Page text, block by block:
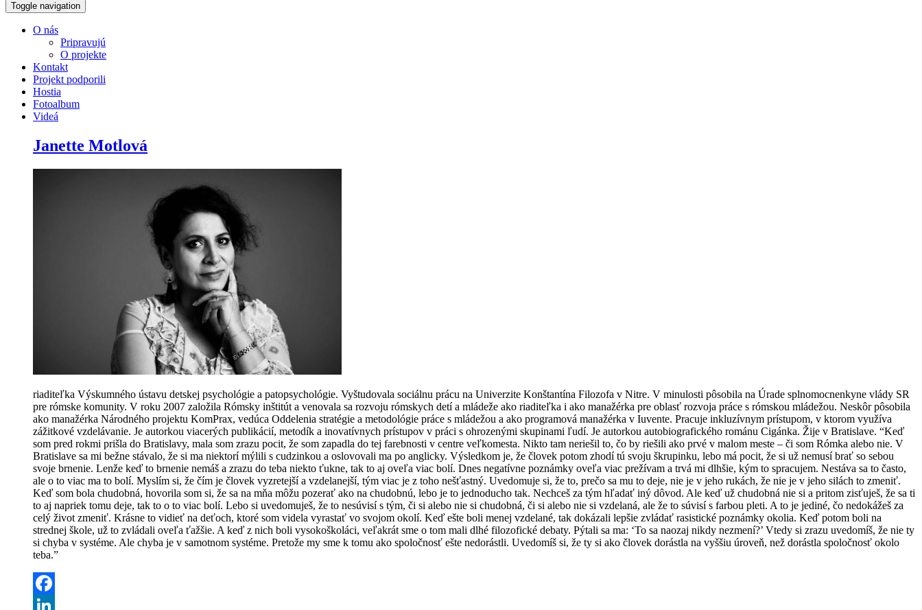
Toggle navigation
O nás
Pripravujú
O projekte
Kontakt
Projekt podporili
Hostia
Fotoalbum
Videá
Janette Motlová
riaditeľka Výskumného ústavu detskej psycho­lógie a patopsychológie. Vyštudovala sociálnu prácu na Univerzite Konštantína Filozofa v Nitre. V minulosti pôsobila na Úrade splnomocnenkyne vlády SR
pre rómske komunity. V roku 2007 založila Rómsky inštitút a venovala sa rozvoju rómskych detí a mládeže ako riaditeľka i ako manažérka pre oblasť rozvoja práce s rómskou mládežou. Neskôr pôsobila
ako manažérka Národného projektu KomPrax, vedúca Oddelenia stratégie a metodológie práce s mládežou a ako programová manažérka v Iuvente. Pracuje inkluzívnym prístupom, v ktorom využíva
zážit­kové vzdelávanie. Je autorkou viacerých publikácií, metodík a inovatívnych prístupov v práci s ohrozenými skupinami ľudí. Je autorkou autobiografického románu Cigánka. Žije v Bratislave. “Keď
som pred rokmi prišla do Bratislavy, mala som zrazu pocit, že som zapadla do tej farebnosti v centre veľkomesta. Nikto tam neriešil to, čo by riešili ako prvé v malom meste – či som Rómka alebo nie. V
Bratislave sa mi bežne stávalo, že si ma niektorí mýlili s cudzinkou a oslovovali ma po anglicky. Výsledkom je, že človek potom zhodí tú svoju škrupinku, lebo má pocit, že si už nemusí brať so sebou
svoje brnenie. Lenže keď to brnenie nemáš a zrazu do teba niekto ťukne, tak to aj oveľa viac bolí. Dnes negatívne poznámky oveľa viac prežívam a trvá mi dlhšie, kým to spracujem. Nestáva sa to často,
ale o to viac ma to bolí. Myslím si, že čím je človek vyzretejší a vzdelanejší, tým viac je z toho nešťastný. Uvedomuje si, že to, prečo sa mu to deje, nie je v jeho rukách, že nie je v jeho silách to zmeniť.
Keď som bola chudobná, hovorila som si, že sa na mňa môžu pozerať ako na chudobnú, lebo je to jednoducho tak. Nechceš za tým hľadať iný dôvod. Ale keď už chudobná nie si a pritom zisťuješ, že sa ti
to aj napriek tomu deje, tak to o to viac bolí. Lebo si uvedomuješ, že to nesúvisí s tým, či si alebo nie si chudobná, či si alebo nie si vzdelaná, ale že to súvisí s farbou pleti. A to je jediné, čo nedokážeš za
celý život zmeniť. Krásne to vidieť na deťoch, ktoré som videla vyrastať vo svojom okolí. Keď ešte boli menej vzdelané, tak dokázali lepšie zvládať rasistické poznámky okolia. Keď potom boli na
strednej škole, už to zvládali oveľa ťažšie. A keď z nich boli vysokoškoláci, veľakrát sme o tom mali dlhé filozofické debaty. Pýtali sa ma: ‘To sa naozaj nikdy nezmení?’ Vtedy si zrazu uvedomíš, že nie ty
si chyba v systéme. Ale chyba je v samotnom systéme. Pretože my sme k tomu ako spoločnosť ešte nedorástli. Uvedomíš si, že ty si ako človek dorástla na vyššiu úroveň, než dorástla spoločnosť okolo
teba.”
Facebook